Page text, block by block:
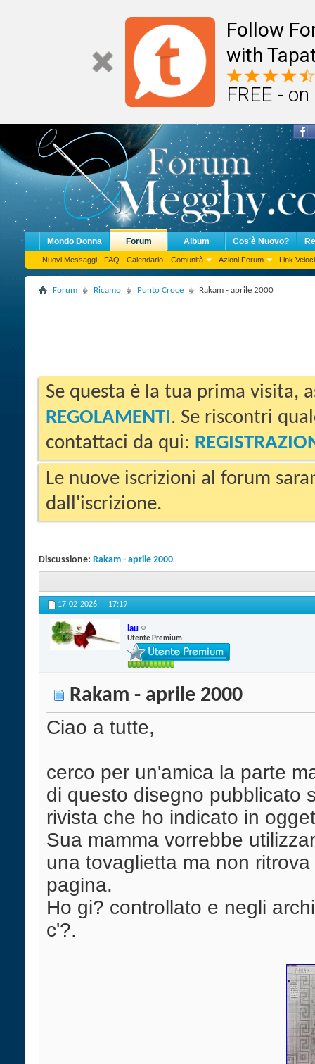
Follow
with
FREE -
Mondo Donna Forum
Nuovi Messaggi FAQ Calendario Comunità Azioni Forum Link Veloci
Album Cos'è Nuovo?
Forum Ricamo Punto Croce Rakam - aprile 2000
Se questa è la tua prima visita,
REGOLAMENTI. Se riscontri
contattaci da qui:
Le nuove iscrizioni al forum
dall'iscrizione.
Discussione: Rakam - aprile 2000
17-02-2026, 17:19
lau
Utente Premium
Rakam - aprile 2000
Ciao a tutte,
cerco per un'amica la parte
di questo disegno pubblicato
rivista che ho indicato in
Sua mamma vorrebbe
una tovaglietta ma non
pagina.
Ho gi? controllato e negli
c'?.